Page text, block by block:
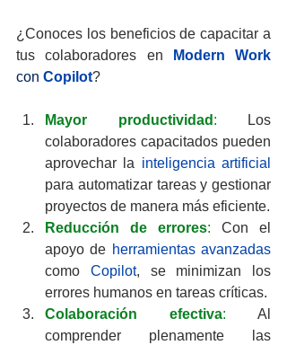
¿Conoces los beneficios de capacitar a
tus colaboradores en
con Copilot?
Mayor productividad :
Los
colaboradores capacitados pueden
aprovechar la inteligencia artificial
para automatizar tareas y gestionar
proyectos de manera más eficiente.
Reducción de errores: Con el
apoyo de herramientas avanzadas
como Copilot, se minimizan los
errores humanos en tareas críticas.
Colaboración efectiva: Al
comprender plenamente las